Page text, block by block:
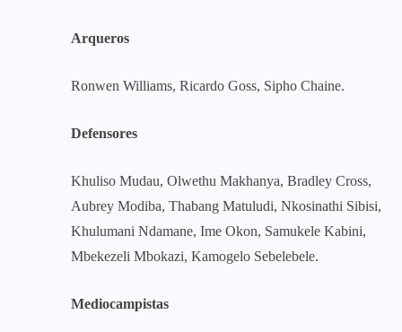
Arqueros
Ronwen Williams, Ricardo Goss, Sipho Chaine.
Defensores
Khuliso Mudau, Olwethu Makhanya, Bradley Cross,
Aubrey Modiba, Thabang Matuludi, Nkosinathi Sibisi,
Khulumani Ndamane, Ime Okon, Samukele Kabini,
Mbekezeli Mbokazi, Kamogelo Sebelebele.
Mediocampistas